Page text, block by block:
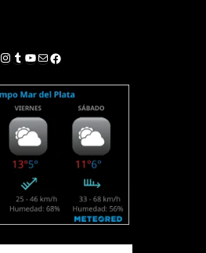
Instagram
Tumblr
YouTube
Correo electrónico
Facebook